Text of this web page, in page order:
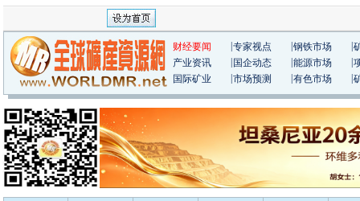
财经要闻 专家视点 钢铁市场
产业资讯
国企动态 能源市场
国际矿业
市场预测 有色市场